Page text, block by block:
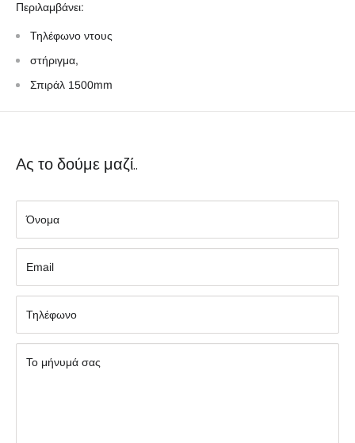
Περιλαμβάνει:
Τηλέφωνο ντους
στήριγμα,
Σπιράλ 1500mm
Ας το δούμε μαζί..
Όνομα
Εmail
Τηλέφωνο
Το μήνυμά σας